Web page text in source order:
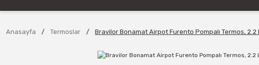
Anasayfa Termoslar Bravilor Bonamat Airpot Furento Pompalı Termos, 2.2